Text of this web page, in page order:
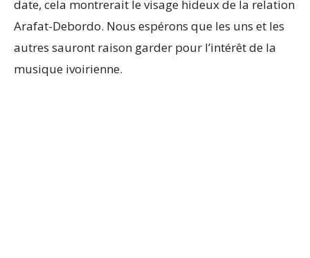
date, cela montrerait le visage hideux de la relation
Arafat-Debordo. Nous espérons que les uns et les
autres sauront raison garder pour l’intérêt de la
musique ivoirienne.